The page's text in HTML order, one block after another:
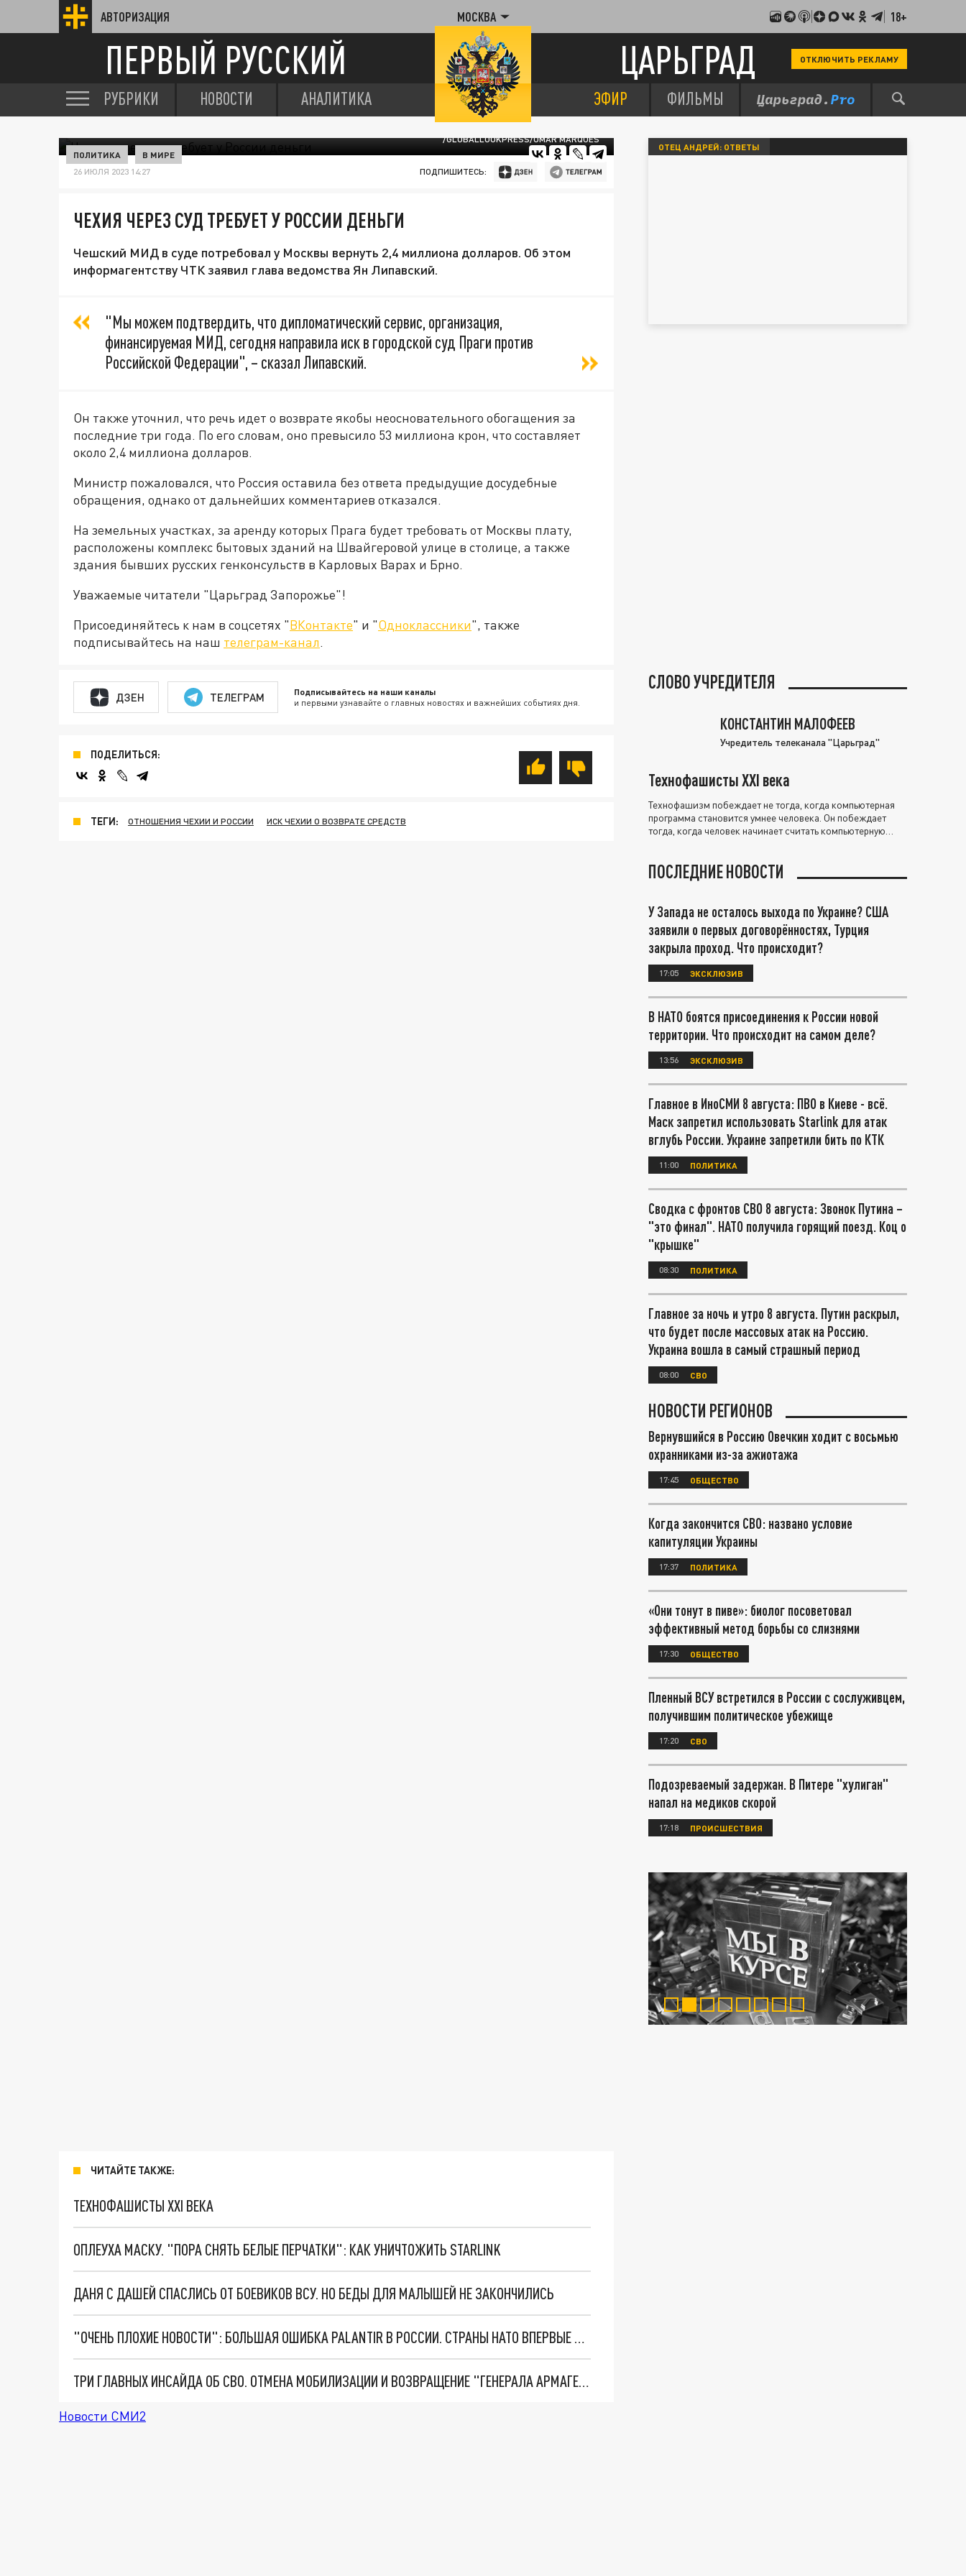
АВТОРИЗАЦИЯ МОСКВА 18+
ПЕРВЫЙ РУССКИЙ ЦАРЬГРАД ОТКЛЮЧИТЬ РЕКЛАМУ
РУБРИКИ НОВОСТИ АНАЛИТИКА ЭФИР ФИЛЬМЫ
/GLOBALLOOKPRESS/OMAR MARQUES
ПОЛИТИКА В МИРЕ
26 ИЮЛЯ 2023 14:27 ПОДПИШИТЕСЬ:
ЧЕХИЯ ЧЕРЕЗ СУД ТРЕБУЕТ У РОССИИ ДЕНЬГИ
Чешский МИД в суде потребовал у Москвы вернуть 2,4 миллиона долларов. Об этом
информагентству ЧТК заявил глава ведомства Ян Липавский.
"Мы можем подтвердить, что дипломатический сервис, организация,
финансируемая МИД, сегодня направила иск в городской суд Праги против
Российской Федерации", – сказал Липавский.
Он также уточнил, что речь идет о возврате якобы неосновательного обогащения за
последние три года. По его словам, оно превысило 53 миллиона крон, что составляет
около 2,4 миллиона долларов.
Министр пожаловался, что Россия оставила без ответа предыдущие досудебные
обращения, однако от дальнейших комментариев отказался.
На земельных участках, за аренду которых Прага будет требовать от Москвы плату,
расположены комплекс бытовых зданий на Швайгеровой улице в столице, а также
здания бывших русских генконсульств в Карловых Варах и Брно.
Уважаемые читатели "Царьград Запорожье"!
Присоединяйтесь к нам в соцсетях "ВКонтакте" и "Одноклассники", также
подписывайтесь на наш телеграм-канал.
ДЗЕН ТЕЛЕГРАМ Подписывайтесь на наши каналы
и первыми узнавайте о главных новостях и важнейших событиях дня.
ПОДЕЛИТЬСЯ:
ТЕГИ: ОТНОШЕНИЯ ЧЕХИИ И РОССИИ ИСК ЧЕХИИ О ВОЗВРАТЕ СРЕДСТВ
ЧИТАЙТЕ ТАКЖЕ:
ТЕХНОФАШИСТЫ XXI ВЕКА
ОПЛЕУХА МАСКУ. "ПОРА СНЯТЬ БЕЛЫЕ ПЕРЧАТКИ": КАК УНИЧТОЖИТЬ STARLINK
ДАНЯ С ДАШЕЙ СПАСЛИСЬ ОТ БОЕВИКОВ ВСУ. НО БЕДЫ ДЛЯ МАЛЫШЕЙ НЕ ЗАКОНЧИЛИСЬ
"ОЧЕНЬ ПЛОХИЕ НОВОСТИ": БОЛЬШАЯ ОШИБКА PALANTIR В РОССИИ. СТРАНЫ НАТО ВПЕРВЫЕ ЗА СВО ОСТАНОВИЛИ ПОСТАВКИ ОРУЖИЯ. ВСУ ТЕРЯЮТ ПРИГРАНИЧЬЕ?
ТРИ ГЛАВНЫХ ИНСАЙДА ОБ СВО. ОТМЕНА МОБИЛИЗАЦИИ И ВОЗВРАЩЕНИЕ "ГЕНЕРАЛА АРМАГЕДДОНА"? ОТЛИЧНЫЕ НОВОСТИ, КОТОРЫЕ ЖДАЛИ ВСЕ
Новости СМИ2
ОТЕЦ АНДРЕЙ: ОТВЕТЫ
СЛОВО УЧРЕДИТЕЛЯ
КОНСТАНТИН МАЛОФЕЕВ
Учредитель телеканала "Царьград"
Технофашисты XXI века
Технофашизм побеждает не тогда, когда компьютерная
программа становится умнее человека. Он побеждает
тогда, когда человек начинает считать компьютерную
ПОСЛЕДНИЕ НОВОСТИ
У Запада не осталось выхода по Украине? США
заявили о первых договорённостях, Турция
закрыла проход. Что происходит?
17:05 ЭКСКЛЮЗИВ
В НАТО боятся присоединения к России новой
территории. Что происходит на самом деле?
13:56 ЭКСКЛЮЗИВ
Главное в ИноСМИ 8 августа: ПВО в Киеве - всё.
Маск запретил использовать Starlink для атак
вглубь России. Украине запретили бить по КТК
11:00 ПОЛИТИКА
Сводка с фронтов СВО 8 августа: Звонок Путина –
"это финал". НАТО получила горящий поезд. Коц о
"крышке"
08:30 ПОЛИТИКА
Главное за ночь и утро 8 августа. Путин раскрыл,
что будет после массовых атак на Россию.
Украина вошла в самый страшный период
08:00 СВО
НОВОСТИ РЕГИОНОВ
Вернувшийся в Россию Овечкин ходит с восьмью
охранниками из-за ажиотажа
17:45 ОБЩЕСТВО
Когда закончится СВО: названо условие
капитуляции Украины
17:37 ПОЛИТИКА
«Они тонут в пиве»: биолог посоветовал
эффективный метод борьбы со слизнями
17:30 ОБЩЕСТВО
Пленный ВСУ встретился в России с сослуживцем,
получившим политическое убежище
17:20 СВО
Подозреваемый задержан. В Питере "хулиган"
напал на медиков скорой
17:18 ПРОИСШЕСТВИЯ